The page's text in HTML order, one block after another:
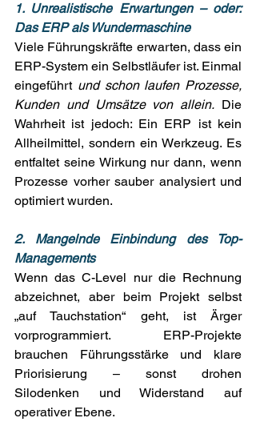
1. Unrealistische Erwartungen – oder:
Das ERP als Wundermaschine
Viele Führungskräfte erwarten, dass ein
ERP-System ein Selbstläufer ist. Einmal
eingeführt und schon laufen Prozesse,
Kunden und Umsätze von allein. Die
Wahrheit ist jedoch: Ein ERP ist kein
Allheilmittel, sondern ein Werkzeug. Es
entfaltet seine Wirkung nur dann, wenn
Prozesse vorher sauber analysiert und
optimiert wurden.
2. Mangelnde Einbindung des Top-
Managements
Wenn das C-Level nur die Rechnung
abzeichnet, aber beim Projekt selbst
„auf Tauchstation“ geht, ist Ärger
vorprogrammiert. ERP-Projekte
brauchen Führungsstärke und klare
Priorisierung – sonst drohen
Silodenken und Widerstand auf
operativer Ebene.